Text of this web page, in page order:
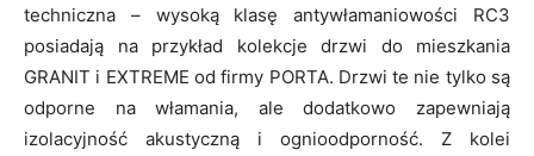
techniczna – wysoką klasę antywłamaniowości RC3
posiadają na przykład kolekcje drzwi do mieszkania
GRANIT i EXTREME od firmy PORTA. Drzwi te nie tylko są
odporne na włamania, ale dodatkowo zapewniają
izolacyjność akustyczną i ognioodporność. Z kolei